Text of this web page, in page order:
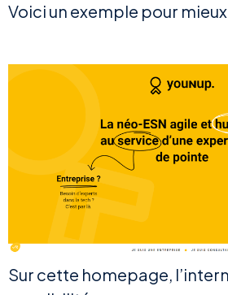
Voici un exemple pour
Sur cette homepage,